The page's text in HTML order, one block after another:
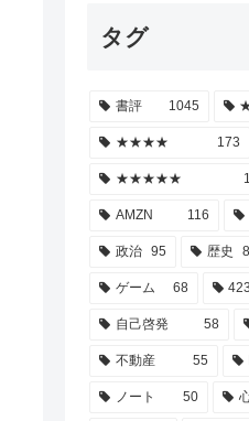
タグ
書評 1045
★★★★ 173
★★★★★
AMZN 116
政治 95 歴史
ゲーム 68
自己啓発 58
不動産 55
ノート 50